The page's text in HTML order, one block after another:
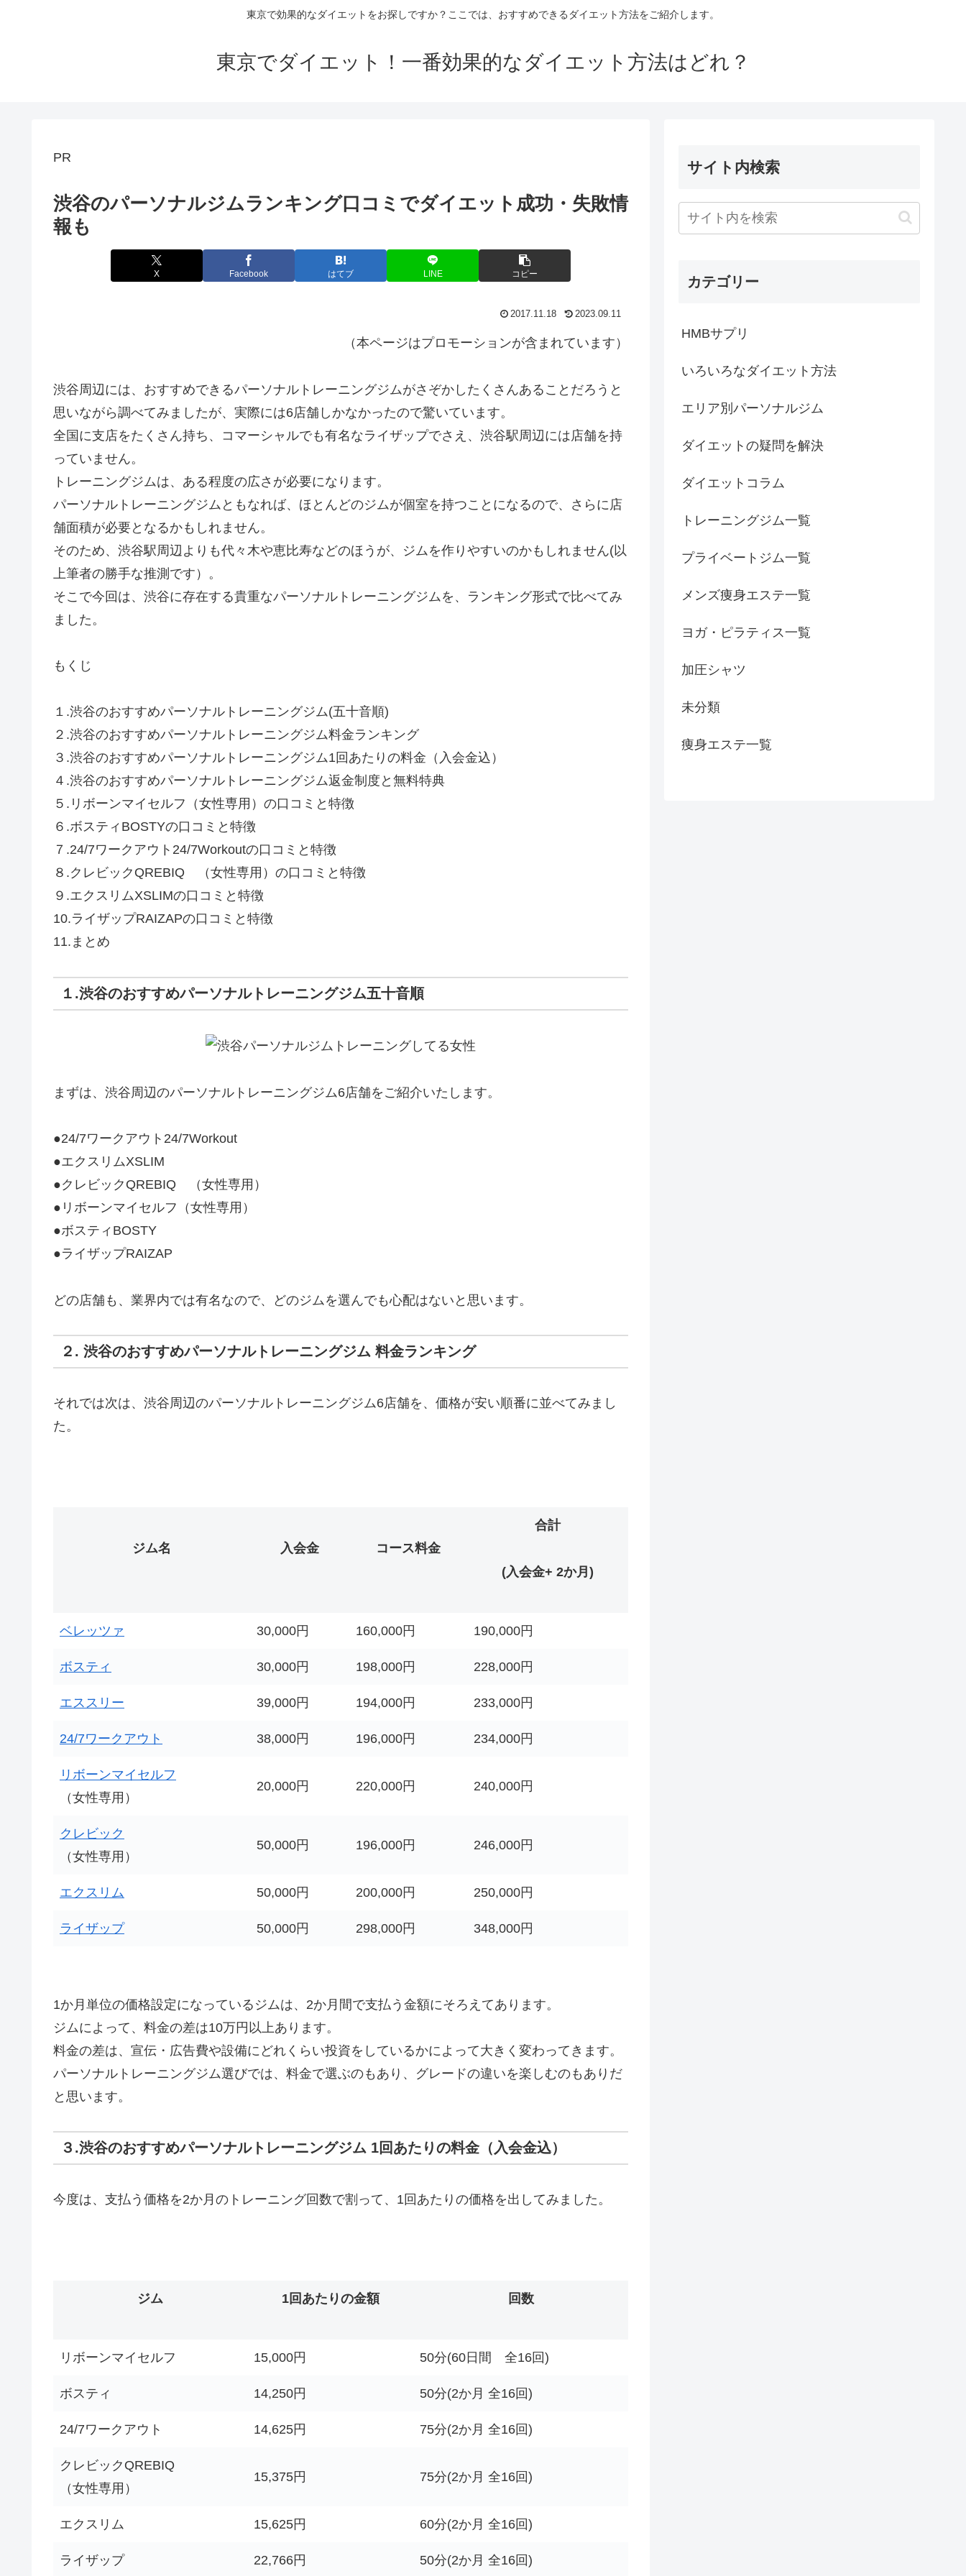
東京で効果的なダイエットをお探しですか？ここでは、おすすめできるダイエット方法をご紹介します。
東京でダイエット！一番効果的なダイエット方法はどれ？
PR
渋谷のパーソナルジムランキング口コミでダイエット成功・失敗情
報も
X Facebook はてブ LINE コピー
2017.11.18 2023.09.11
（本ページはプロモーションが含まれています）
渋谷周辺には、おすすめできるパーソナルトレーニングジムがさぞかしたくさんあることだろうと
思いながら調べてみましたが、実際には6店舗しかなかったので驚いています。
全国に支店をたくさん持ち、コマーシャルでも有名なライザップでさえ、渋谷駅周辺には店舗を持
っていません。
トレーニングジムは、ある程度の広さが必要になります。
パーソナルトレーニングジムともなれば、ほとんどのジムが個室を持つことになるので、さらに店
舗面積が必要となるかもしれません。
そのため、渋谷駅周辺よりも代々木や恵比寿などのほうが、ジムを作りやすいのかもしれません(以
上筆者の勝手な推測です）。
そこで今回は、渋谷に存在する貴重なパーソナルトレーニングジムを、ランキング形式で比べてみ
ました。
もくじ
１.渋谷のおすすめパーソナルトレーニングジム(五十音順)
２.渋谷のおすすめパーソナルトレーニングジム料金ランキング
３.渋谷のおすすめパーソナルトレーニングジム1回あたりの料金（入会金込）
４.渋谷のおすすめパーソナルトレーニングジム返金制度と無料特典
５.リボーンマイセルフ（女性専用）の口コミと特徴
６.ボスティBOSTYの口コミと特徴
７.24/7ワークアウト24/7Workoutの口コミと特徴
８.クレビックQREBIQ （女性専用）の口コミと特徴
９.エクスリムXSLIMの口コミと特徴
10.ライザップRAIZAPの口コミと特徴
11.まとめ
１.渋谷のおすすめパーソナルトレーニングジム五十音順
まずは、渋谷周辺のパーソナルトレーニングジム6店舗をご紹介いたします。
●24/7ワークアウト24/7Workout
●エクスリムXSLIM
●クレビックQREBIQ （女性専用）
●リボーンマイセルフ（女性専用）
●ボスティBOSTY
●ライザップRAIZAP
どの店舗も、業界内では有名なので、どのジムを選んでも心配はないと思います。
２. 渋谷のおすすめパーソナルトレーニングジム 料金ランキング
それでは次は、渋谷周辺のパーソナルトレーニングジム6店舗を、価格が安い順番に並べてみまし
た。
ジム名 入会金 コース料金
合計
(入会金+ 2か月)
ベレッツァ 30,000円 160,000円 190,000円
ボスティ 30,000円 198,000円 228,000円
エススリー 39,000円 194,000円 233,000円
24/7ワークアウト 38,000円 196,000円 234,000円
リボーンマイセルフ
（女性専用）
20,000円 220,000円 240,000円
クレビック
（女性専用）
50,000円 196,000円 246,000円
エクスリム 50,000円 200,000円 250,000円
ライザップ 50,000円 298,000円 348,000円
1か月単位の価格設定になっているジムは、2か月間で支払う金額にそろえてあります。
ジムによって、料金の差は10万円以上あります。
料金の差は、宣伝・広告費や設備にどれくらい投資をしているかによって大きく変わってきます。
パーソナルトレーニングジム選びでは、料金で選ぶのもあり、グレードの違いを楽しむのもありだ
と思います。
３.渋谷のおすすめパーソナルトレーニングジム 1回あたりの料金（入会金込）
今度は、支払う価格を2か月のトレーニング回数で割って、1回あたりの価格を出してみました。
ジム 1回あたりの金額 回数
リボーンマイセルフ 15,000円 50分(60日間 全16回)
ボスティ 14,250円 50分(2か月 全16回)
24/7ワークアウト 14,625円 75分(2か月 全16回)
クレビックQREBIQ
（女性専用）
15,375円 75分(2か月 全16回)
エクスリム 15,625円 60分(2か月 全16回)
ライザップ 22,766円 50分(2か月 全16回)
サイト内検索
カテゴリー
HMBサプリ
いろいろなダイエット方法
エリア別パーソナルジム
ダイエットの疑問を解決
ダイエットコラム
トレーニングジム一覧
プライベートジム一覧
メンズ痩身エステ一覧
ヨガ・ピラティス一覧
加圧シャツ
未分類
痩身エステ一覧